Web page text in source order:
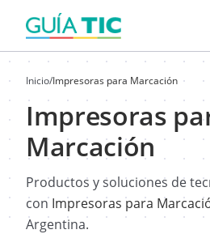
Inicio/Impresoras para Marcación
Impresoras
Marcación
Productos y soluciones de
conImpresoras para
Argentina.